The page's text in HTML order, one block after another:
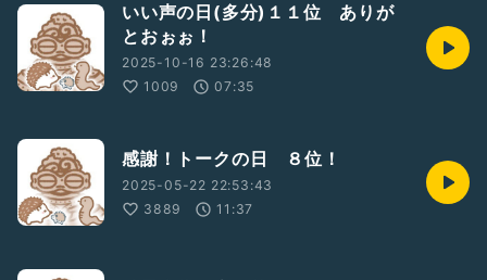
いい声の日(多分)１１位 ありが
とおぉぉ！
2025-10-16 23:26:48
1009
07:35
感謝！トークの日 ８位！
2025-05-22 22:53:43
3889
11:37